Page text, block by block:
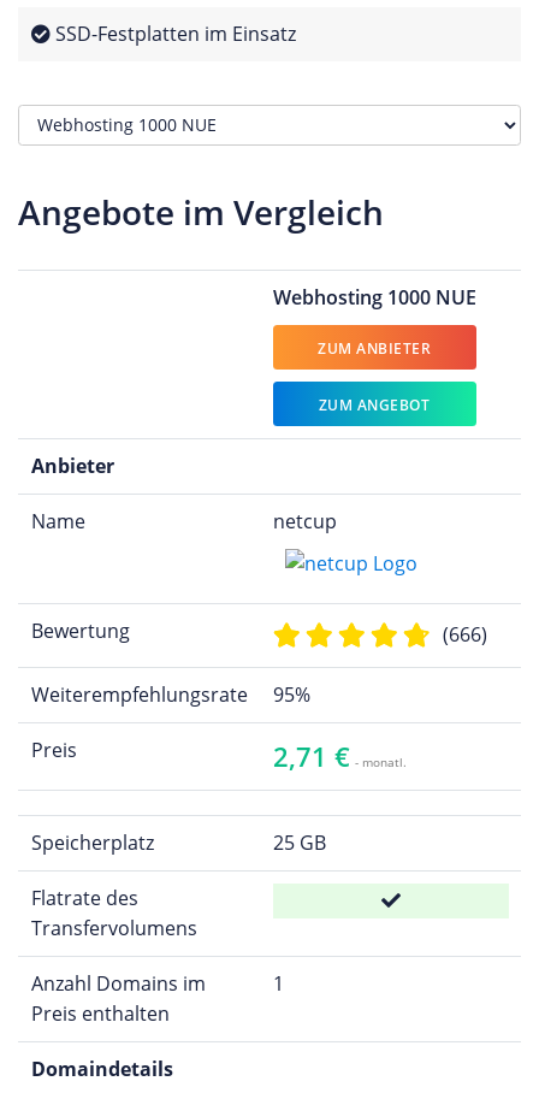
SSD-Festplatten im Einsatz
Angebote im Vergleich
Webhosting 1000 NUE
ZUM ANBIETER
ZUM ANGEBOT
Anbieter
Name netcup
Bewertung (666)
Weiterempfehlungsrate 95%
Preis 2,71 € - monatl.
Speicherplatz 25 GB
Flatrate des
Transfervolumens
Anzahl Domains im
Preis enthalten
1
Domaindetails